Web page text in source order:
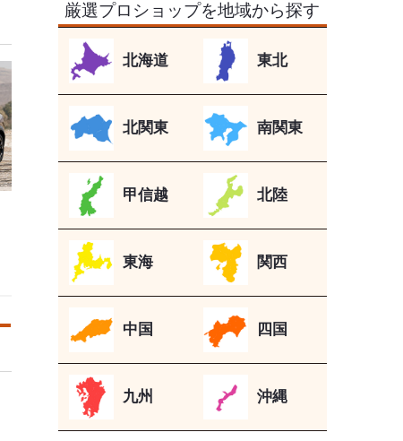
厳選プロショップを地域から探す
北海道 東北
北関東 南関東
甲信越 北陸
東海 関西
中国 四国
九州 沖縄